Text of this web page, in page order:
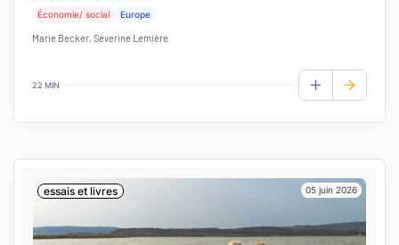
Économie/ social Europe
Marie Becker, Séverine Lemière
22 MIN
AJOUTER
essais et livres 05 juin 2026